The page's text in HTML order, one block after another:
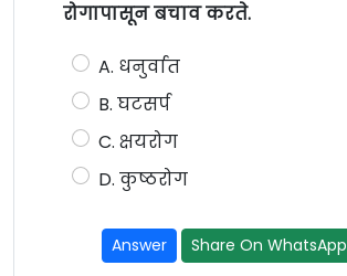
रोगापासून बचाव करते.
A. धनुर्वात
B. घटसर्प
C. क्षयरोग
D. कुष्ठरोग
Answer Share On WhatsApp